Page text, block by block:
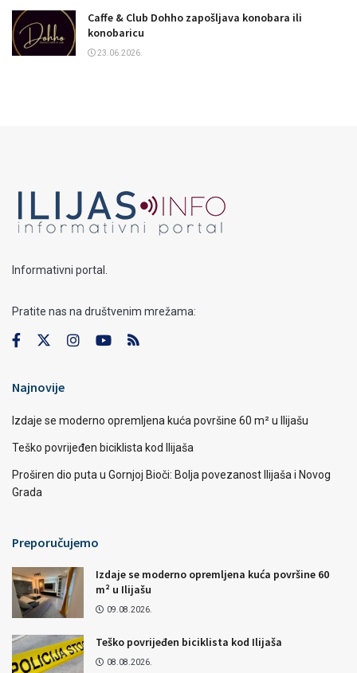
Caffe & Club Dohho zapošljava konobara ili
konobaricu
23.06.2026.
Informativni portal.
Pratite nas na društvenim mrežama:
Najnovije
Izdaje se moderno opremljena kuća površine 60 m² u Ilijašu
Teško povrijeđen biciklista kod Ilijaša
Proširen dio puta u Gornjoj Bioči: Bolja povezanost Ilijaša i Novog
Grada
Preporučujemo
Izdaje se moderno opremljena kuća površine 60
m² u Ilijašu
09.08.2026.
Teško povrijeđen biciklista kod Ilijaša
08.08.2026.